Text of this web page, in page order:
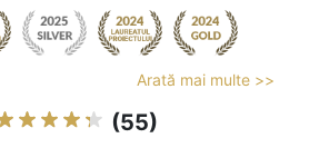
Arată mai multe >>
(55)